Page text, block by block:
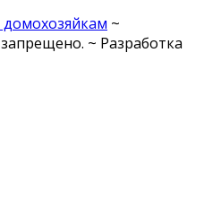
~
~ Разработка